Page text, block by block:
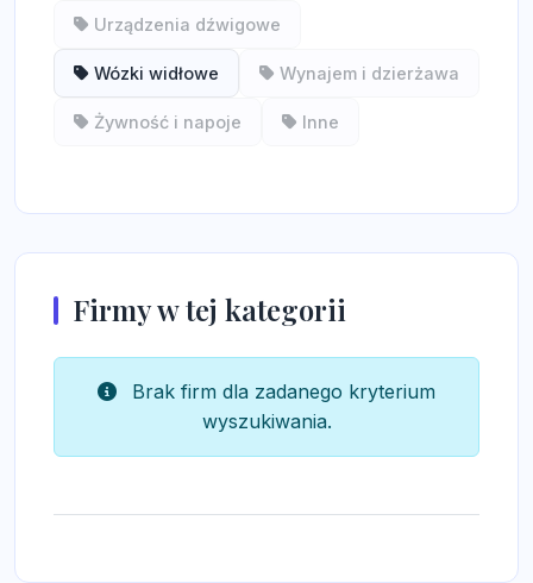
Urządzenia dźwigowe
Wózki widłowe Wynajem i dzierżawa
Żywność i napoje Inne
Firmy w tej kategorii
Brak firm dla zadanego kryterium
wyszukiwania.